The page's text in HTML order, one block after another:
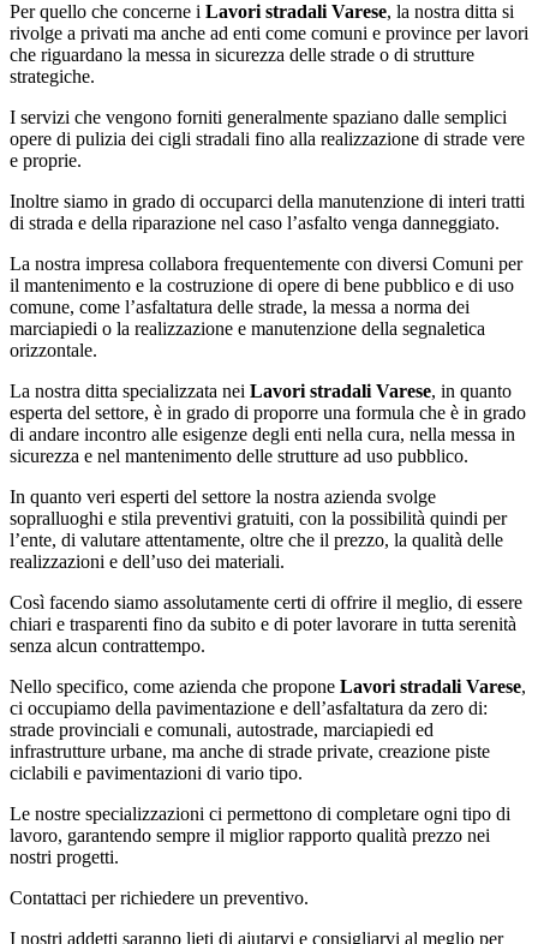
Per quello che concerne i Lavori stradali Varese, la nostra ditta si
rivolge a privati ma anche ad enti come comuni e province per lavori
che riguardano la messa in sicurezza delle strade o di strutture
strategiche.
I servizi che vengono forniti generalmente spaziano dalle semplici
opere di pulizia dei cigli stradali fino alla realizzazione di strade vere
e proprie.
Inoltre siamo in grado di occuparci della manutenzione di interi tratti
di strada e della riparazione nel caso l’asfalto venga danneggiato.
La nostra impresa collabora frequentemente con diversi Comuni per
il mantenimento e la costruzione di opere di bene pubblico e di uso
comune, come l’asfaltatura delle strade, la messa a norma dei
marciapiedi o la realizzazione e manutenzione della segnaletica
orizzontale.
La nostra ditta specializzata nei Lavori stradali Varese, in quanto
esperta del settore, è in grado di proporre una formula che è in grado
di andare incontro alle esigenze degli enti nella cura, nella messa in
sicurezza e nel mantenimento delle strutture ad uso pubblico.
In quanto veri esperti del settore la nostra azienda svolge
sopralluoghi e stila preventivi gratuiti, con la possibilità quindi per
l’ente, di valutare attentamente, oltre che il prezzo, la qualità delle
realizzazioni e dell’uso dei materiali.
Così facendo siamo assolutamente certi di offrire il meglio, di essere
chiari e trasparenti fino da subito e di poter lavorare in tutta serenità
senza alcun contrattempo.
Nello specifico, come azienda che propone Lavori stradali Varese,
ci occupiamo della pavimentazione e dell’asfaltatura da zero di:
strade provinciali e comunali, autostrade, marciapiedi ed
infrastrutture urbane, ma anche di strade private, creazione piste
ciclabili e pavimentazioni di vario tipo.
Le nostre specializzazioni ci permettono di completare ogni tipo di
lavoro, garantendo sempre il miglior rapporto qualità prezzo nei
nostri progetti.
Contattaci per richiedere un preventivo.
I nostri addetti saranno lieti di aiutarvi e consigliarvi al meglio per